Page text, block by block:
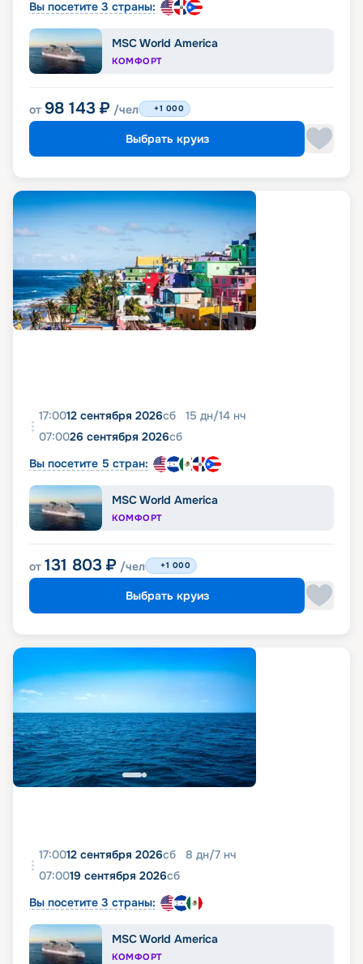
Вы посетите 3 страны:
MSC World America
КОМФОРТ
от 98 143 ₽ /чел +1 000
Выбрать круиз
17:0012 сентября 2026сб 15 дн/14 нч
07:0026 сентября 2026сб
Вы посетите 5 стран:
MSC World America
КОМФОРТ
от 131 803 ₽ /чел +1 000
Выбрать круиз
17:0012 сентября 2026сб 8 дн/7 нч
07:0019 сентября 2026сб
Вы посетите 3 страны:
MSC World America
КОМФОРТ